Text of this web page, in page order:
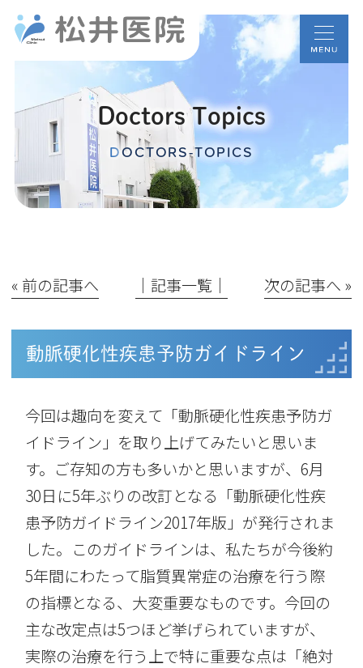
Doctors Topics
DOCTORS-TOPICS
« 前の記事へ │記事一覧│ 次の記事へ »
動脈硬化性疾患予防ガイドライン
今回は趣向を変えて「動脈硬化性疾患予防ガ
イドライン」を取り上げてみたいと思いま
す。ご存知の方も多いかと思いますが、6月
30日に5年ぶりの改訂となる「動脈硬化性疾
患予防ガイドライン2017年版」が発行されま
した。このガイドラインは、私たちが今後約
5年間にわたって脂質異常症の治療を行う際
の指標となる、大変重要なものです。今回の
主な改定点は5つほど挙げられていますが、
実際の治療を行う上で特に重要な点は「絶対